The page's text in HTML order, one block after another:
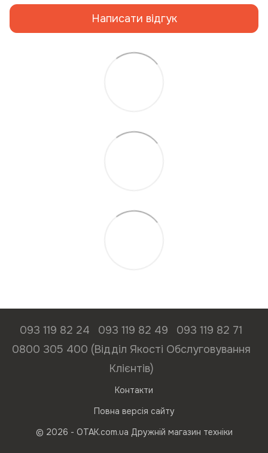
Написати відгук
093 119 82 24 093 119 82 49
093 119 82 71
0800 305 400 (Відділ Якості Обслуговування
Клієнтів)
Контакти
Повна версія сайту
© 2026 - ОТАК.com.ua Дружній магазин техніки